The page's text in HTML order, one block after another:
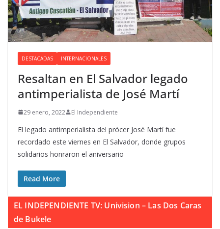
DESTACADAS INTERNACIONALES
Resaltan en El Salvador legado
antimperialista de José Martí
29 enero, 2022 El Independiente
El legado antimperialista del prócer José Martí fue
recordado este viernes en El Salvador, donde grupos
solidarios honraron el aniversario
Read More
EL INDEPENDIENTE TV: Univision – Las Dos Caras
de Bukele